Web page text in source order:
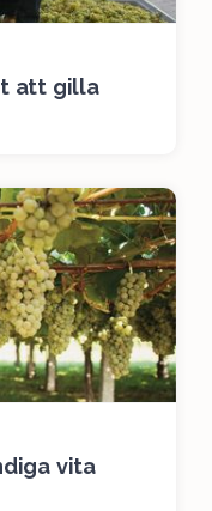
att gilla
vita